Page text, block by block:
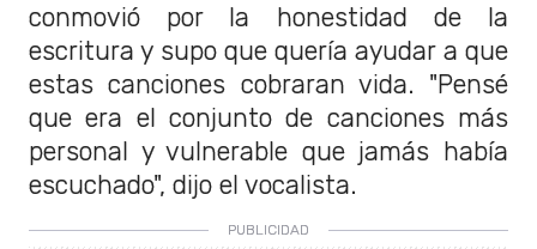
conmovió por la honestidad de la
escritura y supo que quería ayudar a que
estas canciones cobraran vida. "Pensé
que era el conjunto de canciones más
personal y vulnerable que jamás había
escuchado", dijo el vocalista.